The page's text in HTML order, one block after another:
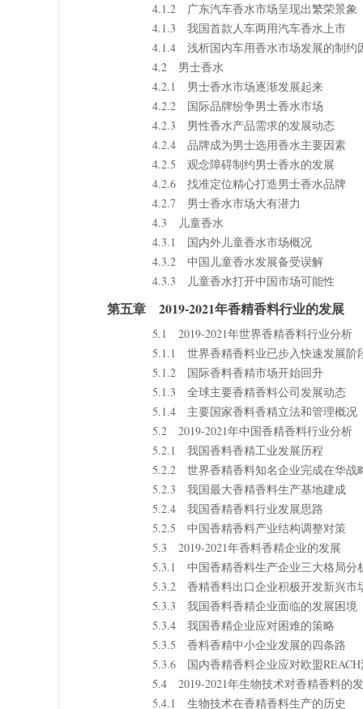
4.1.2 广东汽车香水市场呈现出繁荣景象
4.1.3 我国首款人车两用汽车香水上市
4.1.4 浅析国内车用香水市场发展的制约
4.2 男士香水
4.2.1 男士香水市场逐渐发展起来
4.2.2 国际品牌纷争男士香水市场
4.2.3 男性香水产品需求的发展动态
4.2.4 品牌成为男士选用香水主要因素
4.2.5 观念障碍制约男士香水的发展
4.2.6 找准定位精心打造男士香水品牌
4.2.7 男士香水市场大有潜力
4.3 儿童香水
4.3.1 国内外儿童香水市场概况
4.3.2 中国儿童香水发展备受误解
4.3.3 儿童香水打开中国市场可能性
第五章 2019-2021年香精香料行业的发展
5.1 2019-2021年世界香精香料行业分析
5.1.1 世界香精香料业已步入快速发展阶
5.1.2 国际香料香精市场开始回升
5.1.3 全球主要香精香料公司发展动态
5.1.4 主要国家香料香精立法和管理概况
5.2 2019-2021年中国香精香料行业分析
5.2.1 我国香料香精工业发展历程
5.2.2 世界香精香料知名企业完成在华战
5.2.3 我国最大香精香料生产基地建成
5.2.4 我国香精香料行业发展思路
5.2.5 中国香精香料产业结构调整对策
5.3 2019-2021年香料香精企业的发展
5.3.1 中国香精香料生产企业三大格局分
5.3.2 香精香料出口企业积极开发新兴市
5.3.3 我国香料香精企业面临的发展困境
5.3.4 我国香精企业应对困难的策略
5.3.5 香料香精中小企业发展的四条路
5.3.6 国内香精香料企业应对欧盟
5.4 2019-2021年生物技术对香精香料的
5.4.1 生物技术在香精香料生产的历史